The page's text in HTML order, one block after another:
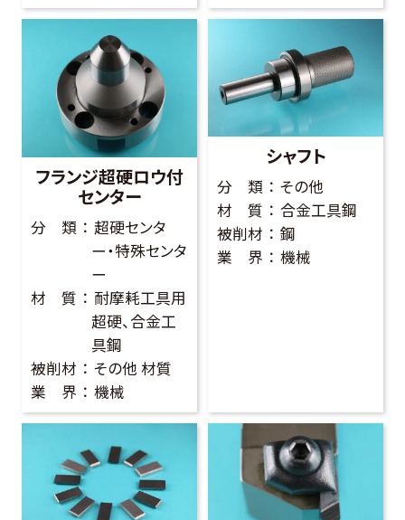
フランジ超硬ロウ付
センター
分 類
超硬センタ
ー・特殊センタ
ー
材 質
耐摩耗工具用
超硬、合金工
具鋼
被削材
その他 材質
業 界
機械
シャフト
分 類
その他
材 質
合金工具鋼
被削材
鋼
業 界
機械